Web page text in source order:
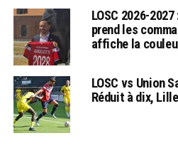
LOSC 2026-
prend les
affiche la
LOSC vs Union
Réduit à dix,